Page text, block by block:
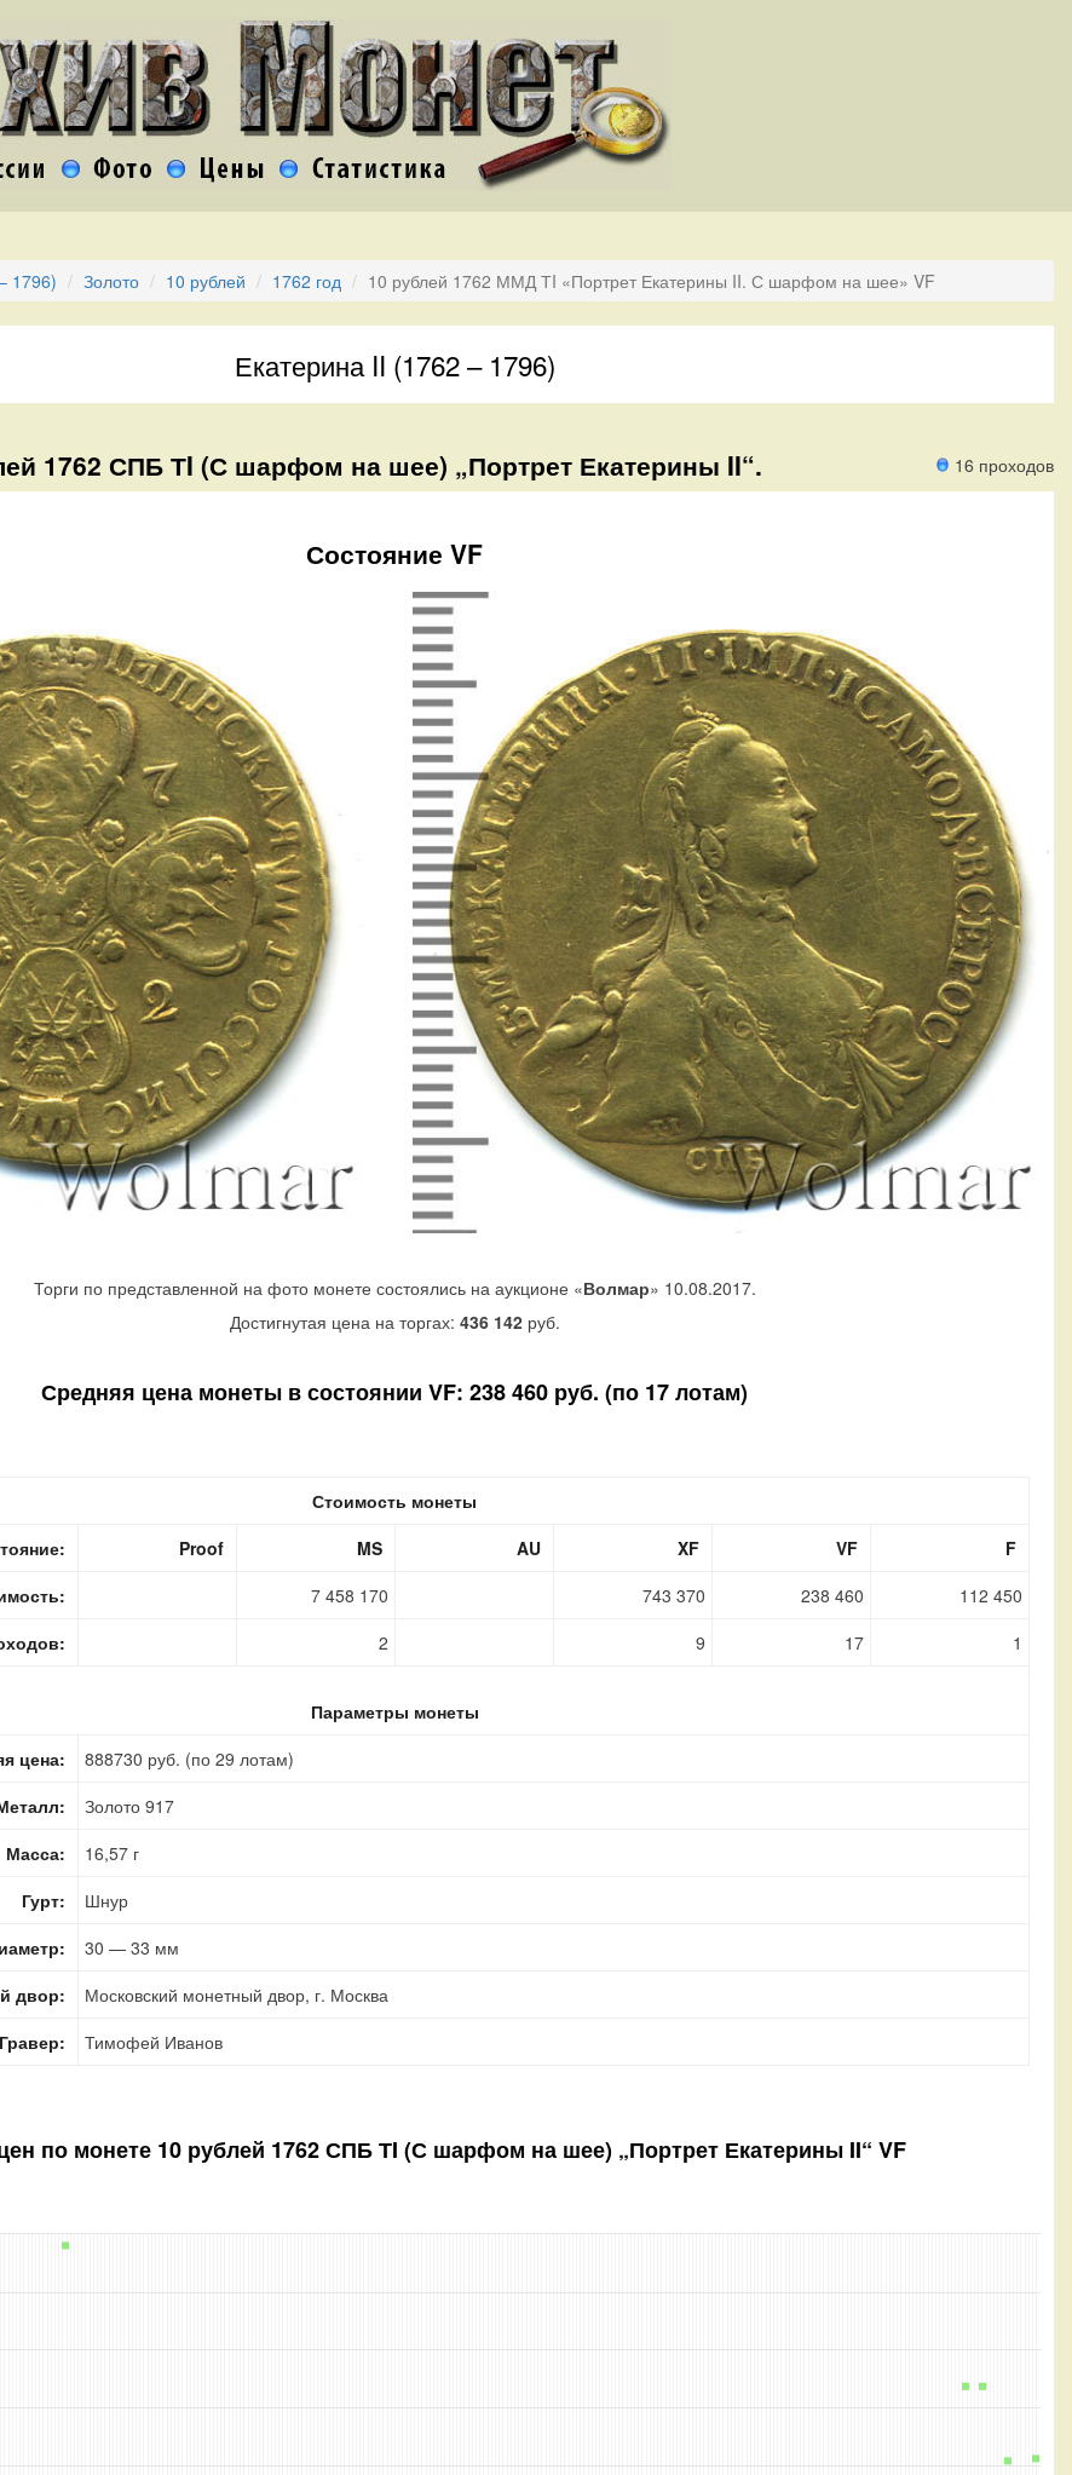
1796) Золото 10 рублей 1762 год 10 рублей 1762 ММД ТI «Портрет Екатерины II. С шарфом на шее» VF
Екатерина II (1762 – 1796)
16 проходов
1762 СПБ ТI (С шарфом на шее) „Портрет Екатерины II“.
Состояние VF
Торги по представленной на фото монете состоялись на аукционе «Волмар» 10.08.2017.
Достигнутая цена на торгах: 436 142руб.
Средняя цена монеты в состоянии VF: 238 460 руб. (по 17 лотам)
Стоимость монеты
Proof MS AU XF VF
F
7 458 170 743 370 238 460
112 450
2 9 17 1
Параметры монеты
цена:
888730 руб. (по 29 лотам)
Золото 917
Масса:
16,57 г
Гурт:
Шнур
30 — 33 мм
двор:
Московский монетный двор, г. Москва
Гравер:
Тимофей Иванов
по монете 10 рублей 1762 СПБ ТI (С шарфом на шее) „Портрет Екатерины II“ VF